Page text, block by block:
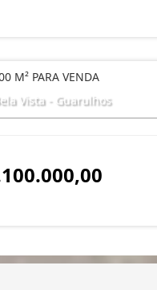
M² PARA VENDA
Vista - Guarulhos